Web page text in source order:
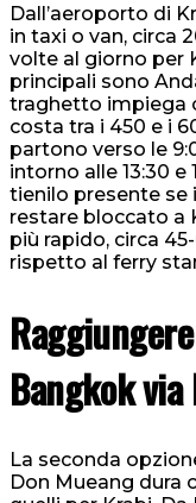
Dall’aeroporto di
in taxi o van, circa
volte al giorno per
principali sono
traghetto impiega
costa tra i 450 e i
partono verso le
intorno alle 13:30 e
tienilo presente se
restare bloccato a
più rapido, circa
rispetto al ferry
Bangkok
La seconda
Don Mueang dura